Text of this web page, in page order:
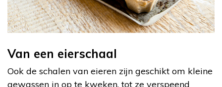
Van een eierschaal
Ook de schalen van eieren zijn geschikt om kleine
gewassen in op te kweken, tot ze verspeend